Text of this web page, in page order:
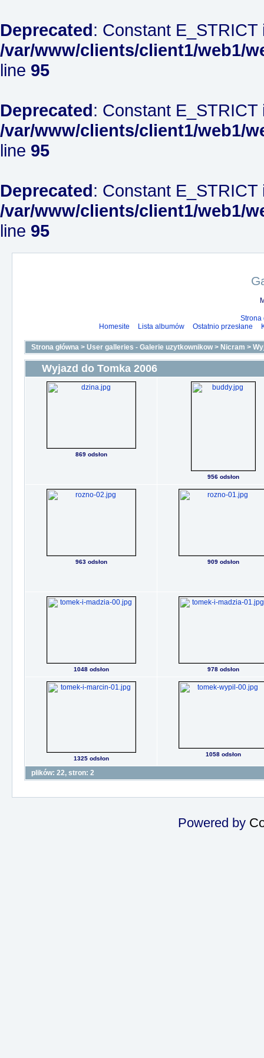
Deprecated: Constant
/var/www/clients/client1/web1/
line 95
Deprecated: Constant
/var/www/clients/client1/web1/
line 95
Deprecated: Constant
/var/www/clients/client1/web1/
line 95
Strona
Homesite
Lista albumów Ostatnio przesłane
Strona główna > User galleries - Galerie uzytkownikow> Nicram >
Wyjazd do Tomka 2006
869 odsłon
956 odsłon
963 odsłon 909 odsłon
1048 odsłon 978 odsłon
1325 odsłon
1058 odsłon
plików: 22, stron: 2
Powered by